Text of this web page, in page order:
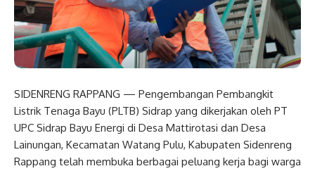
SIDENRENG RAPPANG — Pengembangan Pembangkit
Listrik Tenaga Bayu (PLTB) Sidrap yang dikerjakan oleh PT
UPC Sidrap Bayu Energi di Desa Mattirotasi dan Desa
Lainungan, Kecamatan Watang Pulu, Kabupaten Sidenreng
Rappang telah membuka berbagai peluang kerja bagi warga